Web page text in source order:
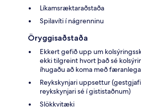
Líkamsræktaraðstaða
Spilavíti í nágrenninu
Öryggisaðstaða
Ekkert gefið upp um
ekki tilgreint hvort það sé
íhugaðu að koma með
Reykskynjari uppsettur
reykskynjari sé í gististaðnum)
Slökkvitæki